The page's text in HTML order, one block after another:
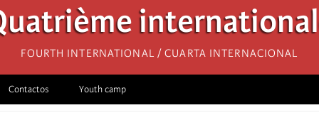
Fourth International / Cuarta Internacional
Contactos Youth camp